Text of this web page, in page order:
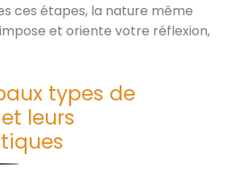
ces étapes, la nature même
et oriente votre réflexion,
types de
leurs